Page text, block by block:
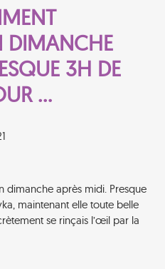
DIMANCHE
3H DE
…
dimanche après midi. Presque
maintenant elle toute belle
se rinçais l’œil par la